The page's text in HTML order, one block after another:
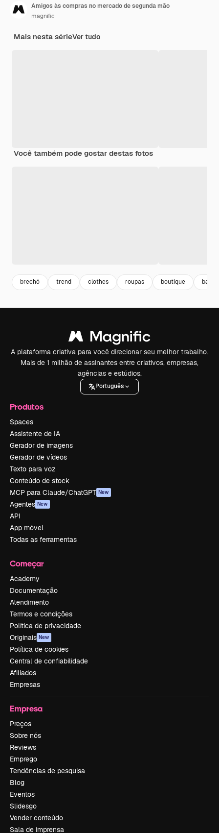
Amigos às compras no mercado de segunda mão
magnific
Mais nesta sérieVer tudo
Você também pode gostar destas fotos
brechó trend clothes roupas boutique bazar
A plataforma criativa para você direcionar seu melhor trabalho.
Mais de 1 milhão de assinantes entre criativos, empresas,
agências e estúdios.
Português
Produtos
Spaces
Assistente de IA
Gerador de imagens
Gerador de vídeos
Texto para voz
Conteúdo de stock
MCP para Claude/ChatGPT New
Agentes New
API
App móvel
Todas as ferramentas
Começar
Academy
Documentação
Atendimento
Termos e condições
Política de privacidade
Originais New
Política de cookies
Central de confiabilidade
Afiliados
Empresas
Empresa
Preços
Sobre nós
Reviews
Emprego
Tendências de pesquisa
Blog
Eventos
Slidesgo
Vender conteúdo
Sala de imprensa